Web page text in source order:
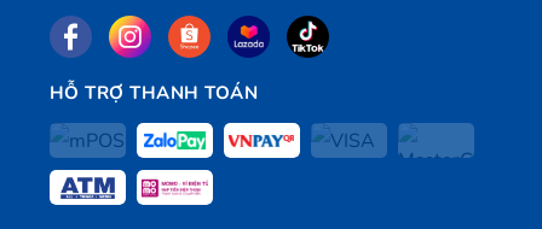
HỖ TRỢ THANH TOÁN